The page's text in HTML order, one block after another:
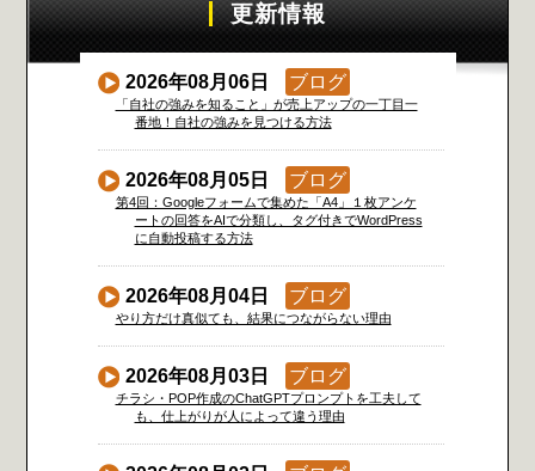
更新情報
2026年08月06日 ブログ
「自社の強みを知ること」が売上アップの一丁目一
番地！自社の強みを見つける方法
2026年08月05日 ブログ
第4回：Googleフォームで集めた「A4」１枚アンケ
ートの回答をAIで分類し、タグ付きでWordPress
に自動投稿する方法
2026年08月04日 ブログ
やり方だけ真似ても、結果につながらない理由
2026年08月03日 ブログ
チラシ・POP作成のChatGPTプロンプトを工夫して
も、仕上がりが人によって違う理由